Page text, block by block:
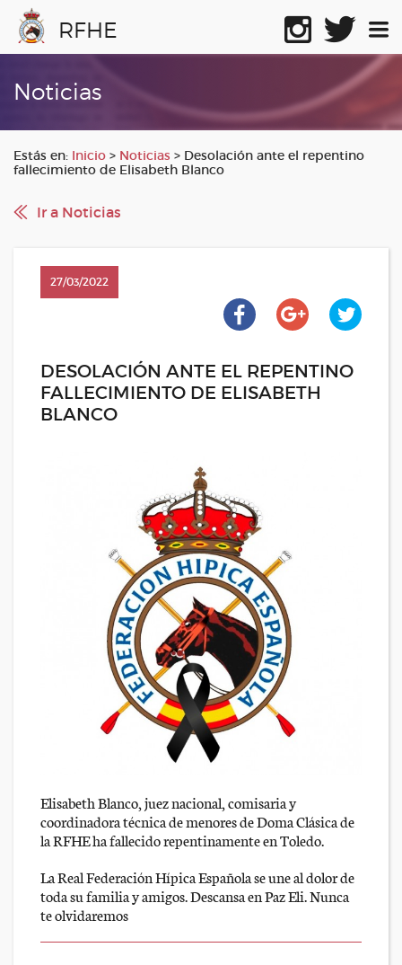
RFHE
Noticias
Estás en: Inicio > Noticias > Desolación ante el repentino
fallecimiento de Elisabeth Blanco
Ir a Noticias
27/03/2022
DESOLACIÓN ANTE EL REPENTINO
FALLECIMIENTO DE ELISABETH
BLANCO
Elisabeth Blanco, juez nacional, comisaria y
coordinadora técnica de menores de Doma Clásica de
la RFHE ha fallecido repentinamente en Toledo.
La Real Federación Hípica Española se une al dolor de
toda su familia y amigos. Descansa en Paz Eli. Nunca
te olvidaremos